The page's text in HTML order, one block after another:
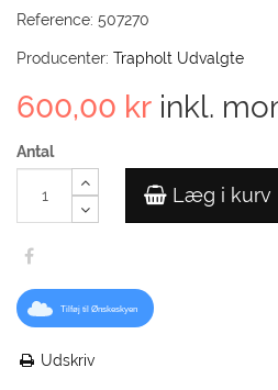
Reference: 507270
Producenter: Trapholt Udvalgte
600,00 kr inkl.
Antal
Læg i kurv
Tilføj til Ønskeskyen
Udskriv